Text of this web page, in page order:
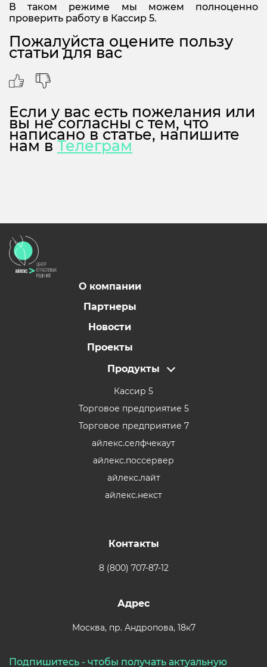
В таком режиме мы можем полноценно
проверить работу в Кассир 5.
Пожалуйста оцените пользу
статьи для вас
Если у вас есть пожелания или
вы не согласны с тем, что
написано в статье, напишите
нам вТелеграм
О компании
Партнеры
Новости
Проекты
Продукты
Кассир 5
Торговое предприятие 5
Торговое предприятие 7
айлекс.селфчекаут
айлекс.поссервер
айлекс.лайт
айлекс.некст
Контакты
8 (800) 707-87-12
Адрес
Москва,пр. Андропова, 18к7
Подпишитесь - чтобы получать актуальную